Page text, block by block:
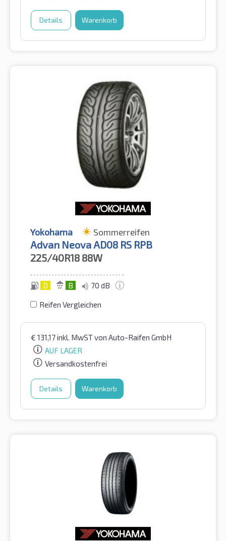
Details Warenkorb
Yokohama Sommerreifen
Advan Neova AD08 RS RPB
225/40R18 88W
D B 70 dB
Reifen Vergleichen
€ 131,17inkl. MwSTvon Auto-Raifen GmbH
AUF LAGER
Versandkostenfrei
Details Warenkorb